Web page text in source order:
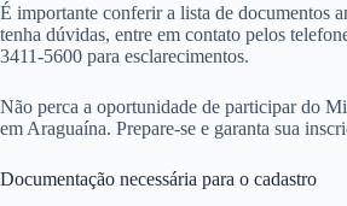
É importante conferir a lista de documentos
tenha dúvidas, entre em contato pelos
3411-5600 para esclarecimentos.
Não perca a oportunidade de participar do
em Araguaína. Prepare-se e garanta sua
Documentação necessária para o cadastro